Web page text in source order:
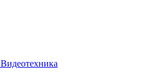
Видеотехника